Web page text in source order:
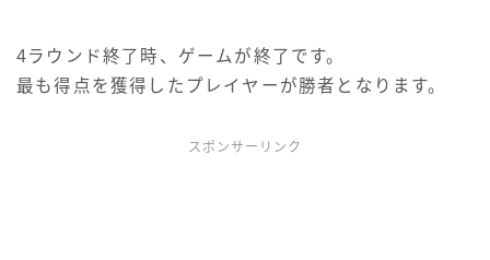
4ラウンド終了時、ゲームが終了です。
最も得点を獲得したプレイヤーが勝者となります。
スポンサーリンク